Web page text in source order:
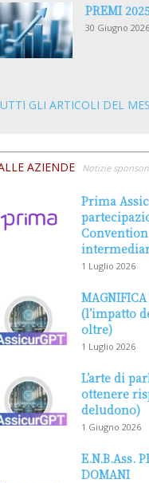
PREMI
30 Giugno 2026
GLI ARTICOLI DEL
AZIENDE Notizie
Prima
1 Luglio 2026
(l’impatto
oltre)
1 Luglio 2026
L’arte di
ottenere
deludono)
1 Giugno 2026
E.N.B.Ass.
DOMANI